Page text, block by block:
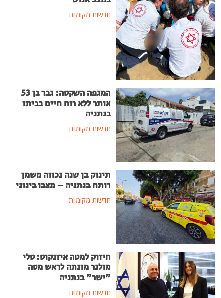
חדשות מקומיות
המגפה השקטה: גבר בן 53
אותר ללא רוח חיים בביתו
בנתניה
חדשות מקומיות
תינוק בן שנה נכווה משמן
רותח בנתניה – מצבו בינוני
חדשות מקומיות
חיזוק למטה איזנקוט: טלי
מולנר מונתה לראש מטה
"ישר" בנתניה
חדשות מקומיות